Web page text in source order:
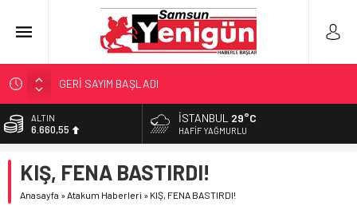
GERİ SAYIM BAŞLADI
SAMSUNSPOR’DA HEDEF 5’İNCİLİK!
‘BAFRA’YA YATIRIM YAPIN!’
YÖNETİCİ SEÇERKEN YAPILAN EN BÜYÜK HATALAR
BİST
13.779,39
47,7111
EURO
İSTANBUL 29°C
HAFIF YAĞMURLU
KIŞ, FENA BASTIRDI!
Anasayfa »Atakum Haberleri » KIŞ, FENA BASTIRDI!